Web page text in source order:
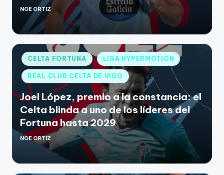
NOE ORTIZ
CELTA FORTUNA LIGA HYPERMOTION
REAL CLUB CELTA DE VIGO
Joel López, premio a la constancia: el
Celta blinda a uno de los líderes del
Fortuna hasta 2029
NOE ORTIZ